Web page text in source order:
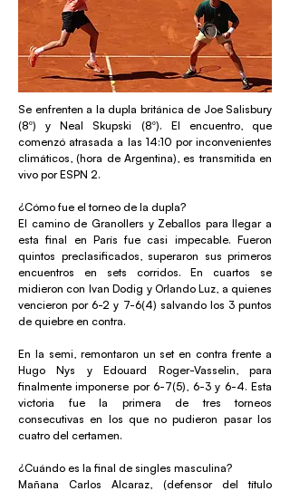
Se enfrenten a la dupla británica de Joe Salisbury
(8º) y Neal Skupski (8º). El encuentro, que
comenzó atrasada a las 14:10 por inconvenientes
climáticos, (hora de Argentina), es transmitida en
vivo por ESPN 2.
¿Cómo fue el torneo de la dupla?
El camino de Granollers y Zeballos para llegar a
esta final en París fue casi impecable. Fueron
quintos preclasificados, superaron sus primeros
encuentros en sets corridos. En cuartos se
midieron con Ivan Dodig y Orlando Luz, a quienes
vencieron por 6-2 y 7-6(4) salvando los 3 puntos
de quiebre en contra.
En la semi, remontaron un set en contra frente a
Hugo Nys y Edouard Roger-Vasselin, para
finalmente imponerse por 6-7(5), 6-3 y 6-4. Esta
victoria fue la primera de tres torneos
consecutivas en los que no pudieron pasar los
cuatro del certamen.
¿Cuándo es la final de singles masculina?
Mañana Carlos Alcaraz, (defensor del título